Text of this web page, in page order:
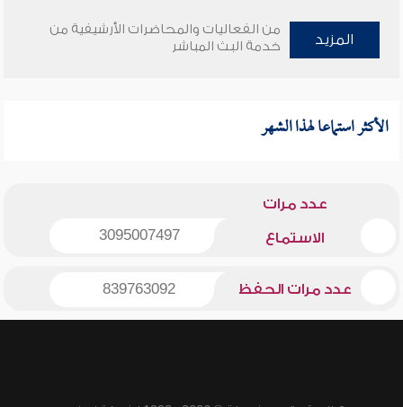
المزيد
من الفعاليات والمحاضرات الأرشيفية من
خدمة البث المباشر
الأكثر استماعا لهذا الشهر
عدد مرات
الاستماع 3095007497
عدد مرات الحفظ 839763092